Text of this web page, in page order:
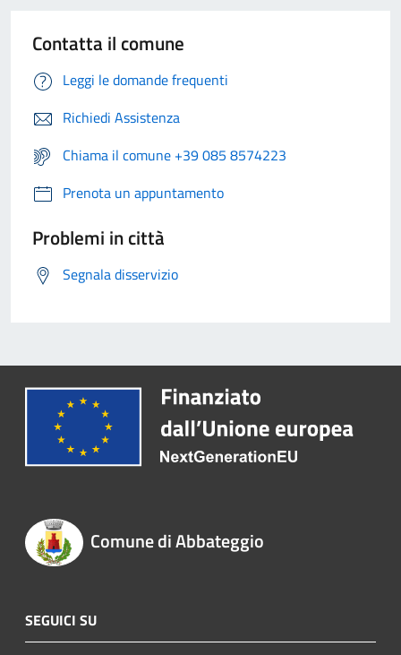
Contatta il comune
Leggi le domande frequenti
Richiedi Assistenza
Chiama il comune +39 085 8574223
Prenota un appuntamento
Problemi in città
Segnala disservizio
Comune di Abbateggio
SEGUICI SU